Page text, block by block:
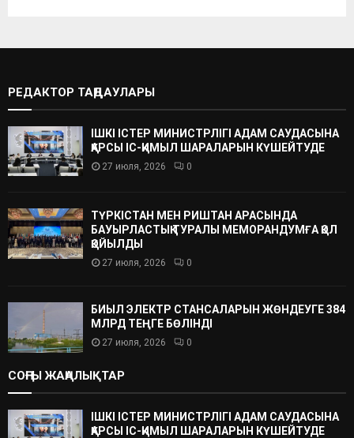
РЕДАКТОР ТАҢДАУЛАРЫ
ІШКІ ІСТЕР МИНИСТРЛІГІ АДАМ САУДАСЫНА
ҚАРСЫ ІС-ҚИМЫЛ ШАРАЛАРЫН КҮШЕЙТУДЕ
27 июля, 2026 0
ТҮРКІСТАН МЕН РИШТАН АРАСЫНДА
БАУЫРЛАСТЫҚ ТУРАЛЫ МЕМОРАНДУМҒА ҚОЛ
ҚОЙЫЛДЫ
27 июля, 2026 0
БИЫЛ ЭЛЕКТР СТАНСАЛАРЫН ЖӨНДЕУГЕ 384
МЛРД ТЕҢГЕ БӨЛІНДІ
27 июля, 2026 0
СОҢҒЫ ЖАҢАЛЫҚТАР
ІШКІ ІСТЕР МИНИСТРЛІГІ АДАМ САУДАСЫНА
ҚАРСЫ ІС-ҚИМЫЛ ШАРАЛАРЫН КҮШЕЙТУДЕ